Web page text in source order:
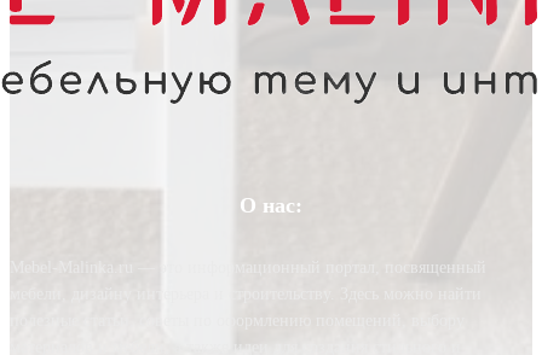
О нас:
Mebel-Malinka.ru — это информационный портал, посвященный